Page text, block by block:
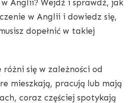
w Anglii? Wejdź i sprawdź, jak
w Anglii i dowiedz się,
dopełnić w takiej
różni się w zależności od
mieszkają, pracują lub mają
coraz częściej spotykają